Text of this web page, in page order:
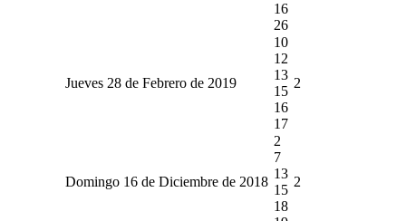
16
26
Jueves 28 de Febrero de 2019
10
12
13
15
16
17
2
Domingo 16 de Diciembre de 2018
2
7
13
15
18
2